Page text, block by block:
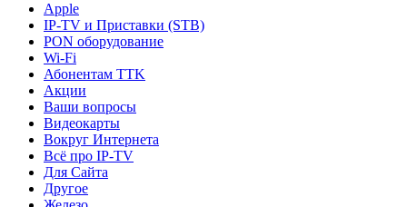
Apple
IP-TV и Приставки (STB)
PON оборудование
Wi-Fi
Абонентам TTK
Акции
Ваши вопросы
Видеокарты
Вокруг Интернета
Всё про IP-TV
Для Сайта
Другое